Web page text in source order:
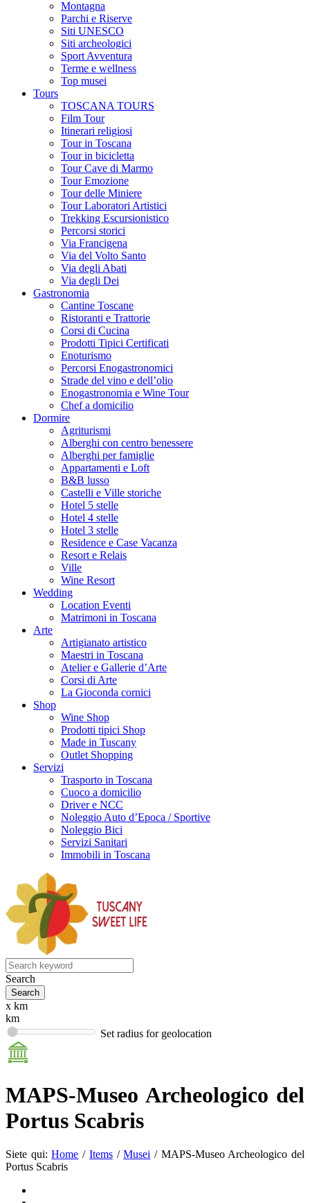
Montagna
Parchi e Riserve
Siti UNESCO
Siti archeologici
Sport Avventura
Terme e wellness
Top musei
Tours
TOSCANA TOURS
Film Tour
Itinerari religiosi
Tour in Toscana
Tour in bicicletta
Tour Cave di Marmo
Tour Emozione
Tour delle Miniere
Tour Laboratori Artistici
Trekking Escursionistico
Percorsi storici
Via Francigena
Via del Volto Santo
Via degli Abati
Via degli Dei
Gastronomia
Cantine Toscane
Ristoranti e Trattorie
Corsi di Cucina
Prodotti Tipici Certificati
Enoturismo
Percorsi Enogastronomici
Strade del vino e dell’olio
Enogastronomia e Wine Tour
Chef a domicilio
Dormire
Agriturismi
Alberghi con centro benessere
Alberghi per famiglie
Appartamenti e Loft
B&B lusso
Castelli e Ville storiche
Hotel 5 stelle
Hotel 4 stelle
Hotel 3 stelle
Residence e Case Vacanza
Resort e Relais
Ville
Wine Resort
Wedding
Location Eventi
Matrimoni in Toscana
Arte
Artigianato artistico
Maestri in Toscana
Atelier e Gallerie d’Arte
Corsi di Arte
La Gioconda cornici
Shop
Wine Shop
Prodotti tipici Shop
Made in Tuscany
Outlet Shopping
Servizi
Trasporto in Toscana
Cuoco a domicilio
Driver e NCC
Noleggio Auto d’Epoca / Sportive
Noleggio Bici
Servizi Sanitari
Immobili in Toscana
Search
x km
km
Set radius for geolocation
MAPS-Museo Archeologico del
Portus Scabris
Siete qui: Home / Items / Musei / MAPS-Museo Archeologico del
Portus Scabris